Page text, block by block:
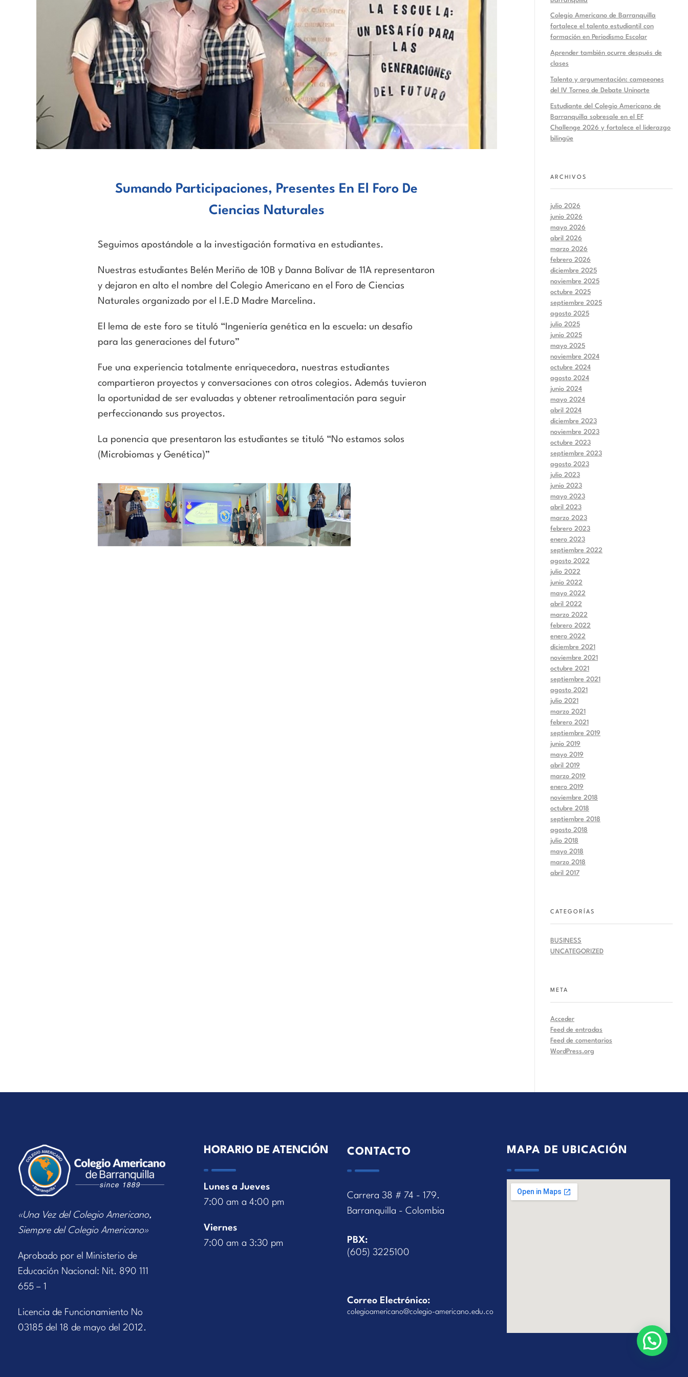
Sumando Participaciones, Presentes En El Foro De
Ciencias Naturales
Seguimos apostándole a la investigación formativa en estudiantes.
Nuestras estudiantes Belén Meriño de 10B y Danna Bolívar de 11A representaron
y dejaron en alto el nombre del Colegio Americano en el Foro de Ciencias
Naturales organizado por el I.E.D Madre Marcelina.
El lema de este foro se tituló “Ingeniería genética en la escuela: un desafío
para las generaciones del futuro”
Fue una experiencia totalmente enriquecedora, nuestras estudiantes
compartieron proyectos y conversaciones con otros colegios. Además tuvieron
la oportunidad de ser evaluadas y obtener retroalimentación para seguir
perfeccionando sus proyectos.
La ponencia que presentaron las estudiantes se tituló “No estamos solos
(Microbiomas y Genética)”
Colegio Americano de Barranquilla
fortalece el talento estudiantil con
formación en Periodismo Escolar
Aprender también ocurre después de
clases
Talento y argumentación: campeones
del IV Torneo de Debate Uninorte
Estudiante del Colegio Americano de
Barranquilla sobresale en el EF
Challenge 2026 y fortalece el liderazgo
bilingüe
ARCHIVOS
julio 2026
junio 2026
mayo 2026
abril 2026
marzo 2026
febrero 2026
diciembre 2025
noviembre 2025
octubre 2025
septiembre 2025
agosto 2025
julio 2025
junio 2025
mayo 2025
noviembre 2024
octubre 2024
agosto 2024
junio 2024
mayo 2024
abril 2024
diciembre 2023
noviembre 2023
octubre 2023
septiembre 2023
agosto 2023
julio 2023
junio 2023
mayo 2023
abril 2023
marzo 2023
febrero 2023
enero 2023
septiembre 2022
agosto 2022
julio 2022
junio 2022
mayo 2022
abril 2022
marzo 2022
febrero 2022
enero 2022
diciembre 2021
noviembre 2021
octubre 2021
septiembre 2021
agosto 2021
julio 2021
marzo 2021
febrero 2021
septiembre 2019
junio 2019
mayo 2019
abril 2019
marzo 2019
enero 2019
noviembre 2018
octubre 2018
septiembre 2018
agosto 2018
julio 2018
mayo 2018
marzo 2018
abril 2017
CATEGORÍAS
BUSINESS
UNCATEGORIZED
META
Acceder
Feed de entradas
Feed de comentarios
WordPress.org
«Una Vez del Colegio Americano,
Siempre del Colegio Americano»
Aprobado por el Ministerio de
Educación Nacional: Nit. 890 111
655 – 1
Licencia de Funcionamiento No
03185 del 18 de mayo del 2012.
HORARIO DE ATENCIÓN
Lunes a Jueves
7:00 am a 4:00 pm
Viernes
7:00 am a 3:30 pm
CONTACTO
Carrera 38 # 74 - 179.
Barranquilla - Colombia
PBX:
(605) 3225100
Correo Electrónico:
colegioamericano@colegio-americano.edu.co
MAPA DE UBICACIÓN